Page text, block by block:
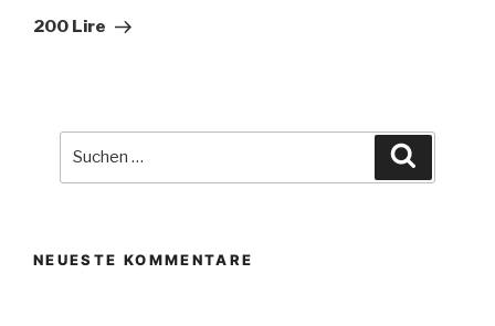
Beitrag
200 Lire
NEUESTE KOMMENTARE